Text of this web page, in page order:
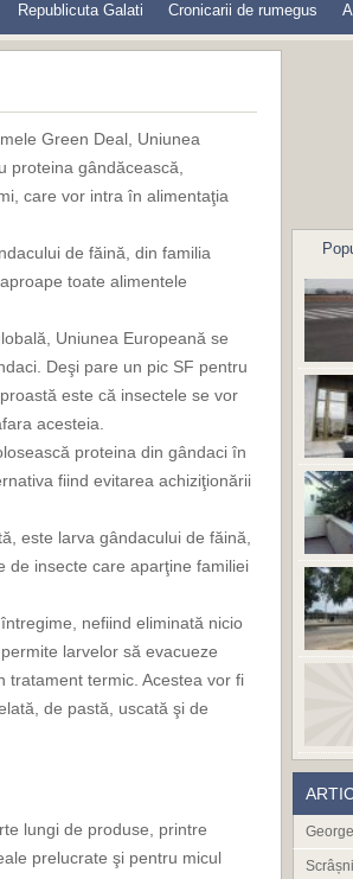
Republicuta Galati Cronicarii de rumegus
Green Deal, Uniunea
proteina gândăcească,
care vor intra în alimentaţia
de făină, din familia
toate alimentele
Uniunea Europeană se
Deşi pare un pic SF pentru
este că insectele se vor
acesteia.
proteina din gândaci în
fiind evitarea achiziţionării
este larva gândacului de făină,
de insecte care aparţine familiei
nefiind eliminată nicio
larvelor să evacueze
tratament termic. Acestea vor fi
de pastă, uscată şi de
lungi de produse, printre
prelucrate şi pentru micul